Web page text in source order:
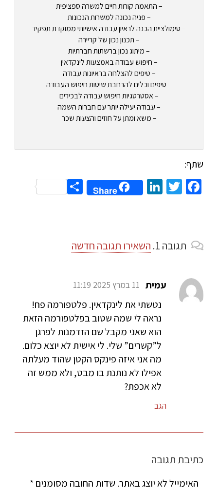
– התאמת קורות חיים למשרה ספציפית
– פניה נכונה למשרות הנכונות
– סימולציית הכנה לראיון עבודה אישיותי ממוקדת תפקיד
– תכנון נכון של קריירה
– מיתוג נכון ברשתות חברתיות
– חיפוש עבודה באמצעות לינקדאין
– טיפים להצלחה בראיונות עבודה
– טיפים וכלים להרחבת שיטות חיפוש העבודה
– אסטרטגיות חיפוש עבודה לבכירים
– עבודה יעילה יותר עם חברות השמה
– משא ומתן על חוזים והצעות שכר
שתף:
Facebook
Twitter
LinkedIn
Share
Share
תגובה השאירו תגובה חדשה
עמית 11 במרץ 2025 11:19
נטשתי את לינקדאין. פלטפורמה פח!
נראה לי שמה שטוב בפלטפורמה הזאת
הוא שאני מקבל שם הזדמנות לפרגן
ל”קשרים” שלי. לי אישית לא יוצא כלום.
מה אני איזה פינקס הקטן שהוד מעלתה
אפילו לא נותנת בו מבט, ולא ממש זה
לא אכפת?
הגב
כתיבת תגובה
האימייל לא יוצג באתר. שדות החובה מסומנים *